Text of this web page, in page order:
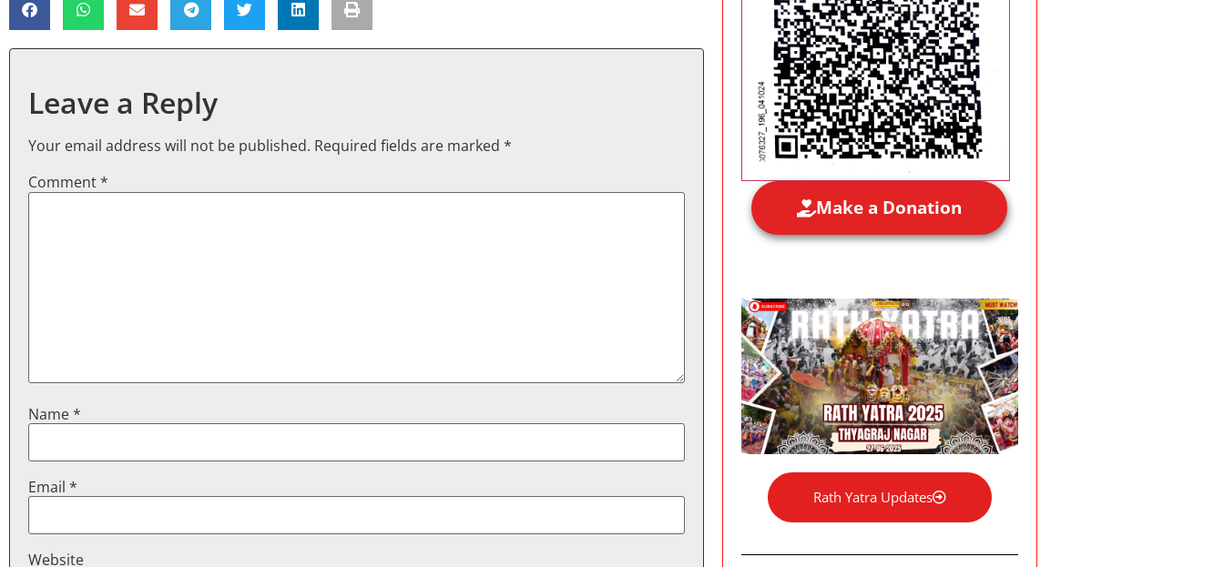
Leave a Reply
Your email address will not be published. Required fields are marked *
Comment*
Name*
Email *
Website
Make a Donation
Rath Yatra Updates